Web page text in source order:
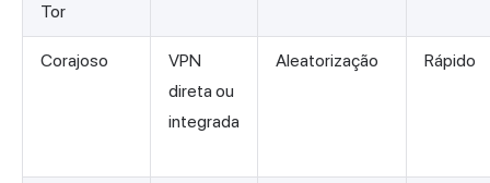
Tor
Corajoso
VPN
direta ou
integrada
Aleatorização Rápido